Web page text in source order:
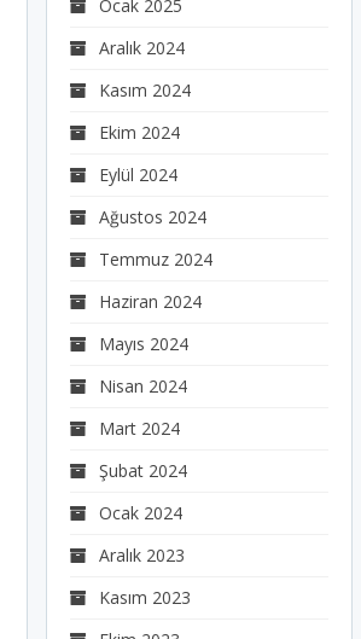
Ocak 2025
Aralık 2024
Kasım 2024
Ekim 2024
Eylül 2024
Ağustos 2024
Temmuz 2024
Haziran 2024
Mayıs 2024
Nisan 2024
Mart 2024
Şubat 2024
Ocak 2024
Aralık 2023
Kasım 2023